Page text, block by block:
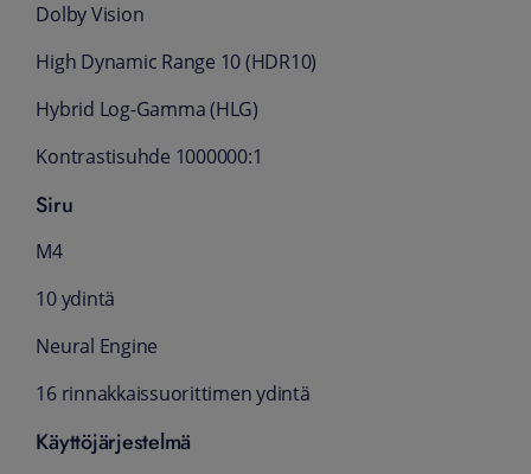
Dolby Vision
High Dynamic Range 10 (HDR10)
Hybrid Log-Gamma (HLG)
Kontrastisuhde 1000000:1
Siru
M4
10 ydintä
Neural Engine
16 rinnakkaissuorittimen ydintä
Käyttöjärjestelmä